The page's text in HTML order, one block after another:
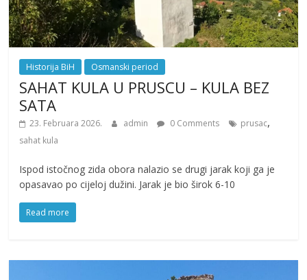
Historija BiH Osmanski period
SAHAT KULA U PRUSCU – KULA BEZ
SATA
23. Februara 2026. admin 0 Comments prusac,
sahat kula
Ispod istočnog zida obora nalazio se drugi jarak koji ga je
opasavao po cijeloj dužini. Jarak je bio širok 6-10
Read more